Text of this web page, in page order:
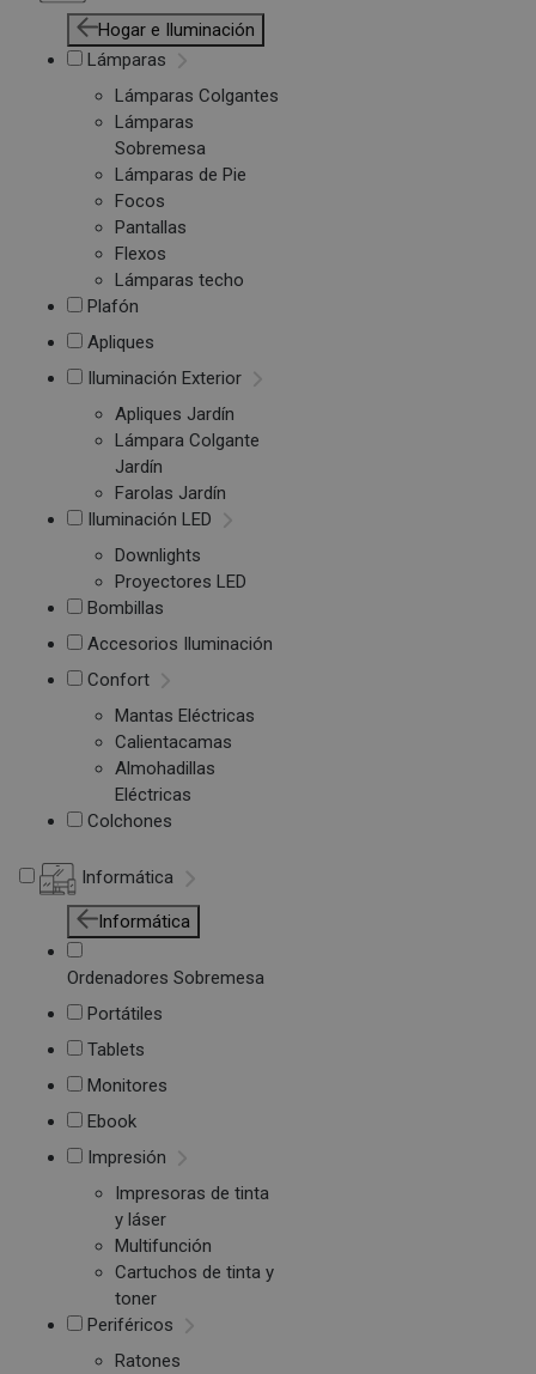
Hogar e Iluminación
Lámparas
Lámparas Colgantes
Lámparas
Sobremesa
Lámparas de Pie
Focos
Pantallas
Flexos
Lámparas techo
Plafón
Apliques
Iluminación Exterior
Apliques Jardín
Lámpara Colgante
Jardín
Farolas Jardín
Iluminación LED
Downlights
Proyectores LED
Bombillas
Accesorios Iluminación
Confort
Mantas Eléctricas
Calientacamas
Almohadillas
Eléctricas
Colchones
Informática
Informática
Ordenadores Sobremesa
Portátiles
Tablets
Monitores
Ebook
Impresión
Impresoras de tinta
y láser
Multifunción
Cartuchos de tinta y
toner
Periféricos
Ratones